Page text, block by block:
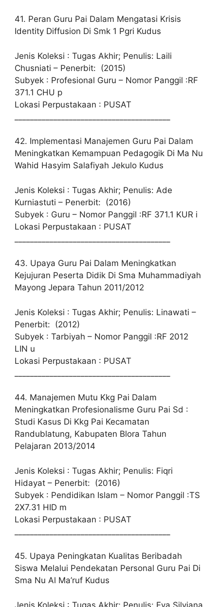
41. Peran Guru Pai Dalam Mengatasi Krisis
Identity Diffusion Di Smk 1 Pgri Kudus
Jenis Koleksi : Tugas Akhir; Penulis: Laili
Chusniati – Penerbit: (2015)
Subyek : Profesional Guru – Nomor Panggil :RF
371.1 CHU p
Lokasi Perpustakaan : PUSAT
42. Implementasi Manajemen Guru Pai Dalam
Meningkatkan Kemampuan Pedagogik Di Ma Nu
Wahid Hasyim Salafiyah Jekulo Kudus
Jenis Koleksi : Tugas Akhir; Penulis: Ade
Kurniastuti – Penerbit: (2016)
Subyek : Guru – Nomor Panggil :RF 371.1 KUR i
Lokasi Perpustakaan : PUSAT
43. Upaya Guru Pai Dalam Meningkatkan
Kejujuran Peserta Didik Di Sma Muhammadiyah
Mayong Jepara Tahun 2011/2012
Jenis Koleksi : Tugas Akhir; Penulis: Linawati –
Penerbit: (2012)
Subyek : Tarbiyah – Nomor Panggil :RF 2012
LIN u
Lokasi Perpustakaan : PUSAT
44. Manajemen Mutu Kkg Pai Dalam
Meningkatkan Profesionalisme Guru Pai Sd :
Studi Kasus Di Kkg Pai Kecamatan
Randublatung, Kabupaten Blora Tahun
Pelajaran 2013/2014
Jenis Koleksi : Tugas Akhir; Penulis: Fiqri
Hidayat – Penerbit: (2016)
Subyek : Pendidikan Islam – Nomor Panggil :TS
2X7.31 HID m
Lokasi Perpustakaan : PUSAT
45. Upaya Peningkatan Kualitas Beribadah
Siswa Melalui Pendekatan Personal Guru Pai Di
Sma Nu Al Ma’ruf Kudus
Jenis Koleksi : Tugas Akhir; Penulis: Eva Silviana